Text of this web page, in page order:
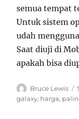
semua tempat
Untuk sistem
udah
Saat diuji di
apakah bisa
Author
Bruce Lewis
galaxy, harga,